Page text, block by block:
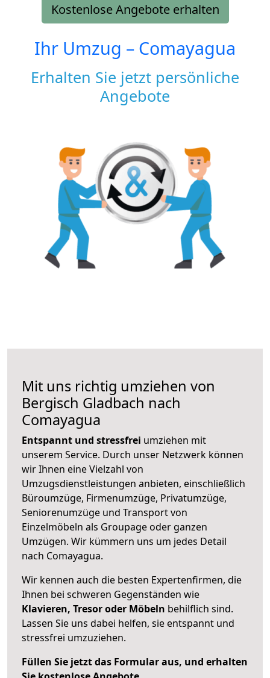
Kostenlose Angebote erhalten
Ihr Umzug – Comayagua
Erhalten Sie jetzt persönliche
Angebote
Mit uns richtig umziehen von
Bergisch Gladbach nach
Comayagua
Entspannt und stressfrei umziehen mit
unserem Service. Durch unser Netzwerk können
wir Ihnen eine Vielzahl von
Umzugsdienstleistungen anbieten, einschließlich
Büroumzüge, Firmenumzüge, Privatumzüge,
Seniorenumzüge und Transport von
Einzelmöbeln als Groupage oder ganzen
Umzügen. Wir kümmern uns um jedes Detail
nach Comayagua.
Wir kennen auch die besten Expertenfirmen, die
Ihnen bei schweren Gegenständen wie
Klavieren, Tresor oder Möbeln behilflich sind.
Lassen Sie uns dabei helfen, sie entspannt und
stressfrei umzuziehen.
Füllen Sie jetzt das Formular aus, und erhalten